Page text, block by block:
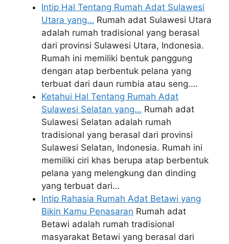
Intip Hal Tentang Rumah Adat Sulawesi
Utara yang… Rumah adat Sulawesi Utara
adalah rumah tradisional yang berasal
dari provinsi Sulawesi Utara, Indonesia.
Rumah ini memiliki bentuk panggung
dengan atap berbentuk pelana yang
terbuat dari daun rumbia atau seng.…
Ketahui Hal Tentang Rumah Adat
Sulawesi Selatan yang… Rumah adat
Sulawesi Selatan adalah rumah
tradisional yang berasal dari provinsi
Sulawesi Selatan, Indonesia. Rumah ini
memiliki ciri khas berupa atap berbentuk
pelana yang melengkung dan dinding
yang terbuat dari…
Intip Rahasia Rumah Adat Betawi yang
Bikin Kamu Penasaran Rumah adat
Betawi adalah rumah tradisional
masyarakat Betawi yang berasal dari